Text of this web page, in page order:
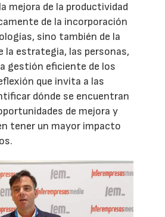
mejora de la productividad
de la incorporación
sino también de la
la estrategia, las personas,
gestión eficiente de los
que invita a las
dónde se encuentran
de mejora y
tener un mayor impacto